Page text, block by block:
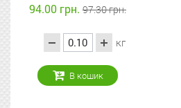
94.00 грн. 97.30 грн.
кг
В кошик